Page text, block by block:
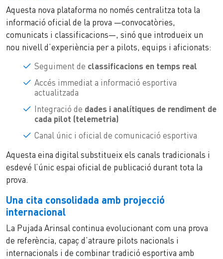
Aquesta nova plataforma no només centralitza tota la
informació oficial de la prova —convocatòries,
comunicats i classificacions—, sinó que introdueix un
nou nivell d’experiència per a pilots, equips i aficionats:
Seguiment de classificacions en temps real
Accés immediat a informació esportiva
actualitzada
Integració de dades i analítiques de rendiment de
cada pilot (telemetria)
Canal únic i oficial de comunicació esportiva
Aquesta eina digital substitueix els canals tradicionals i
esdevé l’únic espai oficial de publicació durant tota la
prova.
Una cita consolidada amb projecció
internacional
La Pujada Arinsal continua evolucionant com una prova
de referència, capaç d’atraure pilots nacionals i
internacionals i de combinar tradició esportiva amb